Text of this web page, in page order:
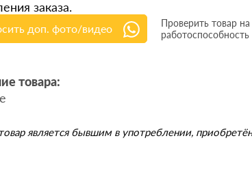
заказа.
доп. фото/видео
Проверить товар на
товара:
является бывшим в употреблении,